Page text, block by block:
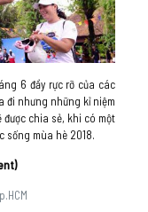
6 đầy rực rỡ của các
đi nhưng những kỉ niệm
chia sẻ, khi có một
sống mùa hè 2018.